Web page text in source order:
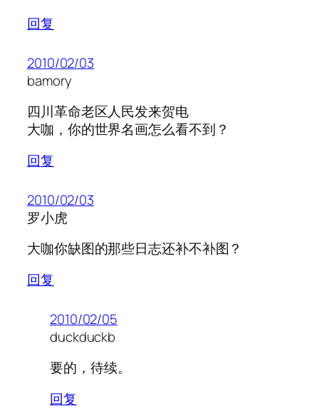
回复
2010/02/03
bamory
四川革命老区人民发来贺电
大咖，你的世界名画怎么看不到？
回复
2010/02/03
罗小虎
大咖你缺图的那些日志还补不补图？
回复
2010/02/05
duckduckb
要的，待续。
回复